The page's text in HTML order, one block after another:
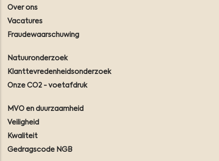
Over ons
Vacatures
Fraudewaarschuwing
Natuuronderzoek
Klanttevredenheidsonderzoek
Onze CO2 - voetafdruk
MVO en duurzaamheid
Veiligheid
Kwaliteit
Gedragscode NGB